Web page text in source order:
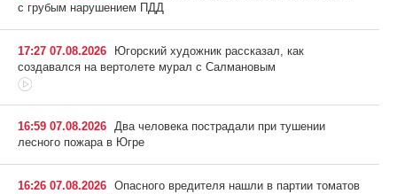
с грубым нарушением ПДД
17:27 07.08.2026
Югорский художник рассказал, как
создавался на вертолете мурал с Салмановым
16:59 07.08.2026 Два человека пострадали при тушении
лесного пожара в Югре
16:26 07.08.2026 Опасного вредителя нашли в партии томатов